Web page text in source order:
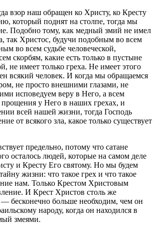
взор наш обращен ко Христу, ко Кресту
который поднят на столпе, тогда мы
Подобно тому, как медный змий не имел
так Христос, будучи подобным во всем
во всем судьбе человеческой,
скорбям, какие есть только в пустыне
не имеет только греха. Не имеет этого
всякий человек. И когда мы обращаемся
не просто внешними глазами, не
исповедуем веру в Него, а всем
у Него в наших грехах, и
всей нашей жизни, тогда Господь
от всякого зла, какое только существует
предельно, потому что сатане
осталось людей, которые на самом деле
и Кресту Его святому. Но мы будем
жизни: что такое грех и что такое
нам. Только Крестом Христовым
И Крест Христов столь же
— бесконечно больше необходим, чем он
народу, когда он находился в
змеями.